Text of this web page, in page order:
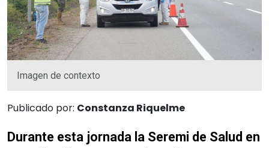
Imagen de contexto
Publicado por: Constanza Riquelme
Durante esta jornada la Seremi de Salud en